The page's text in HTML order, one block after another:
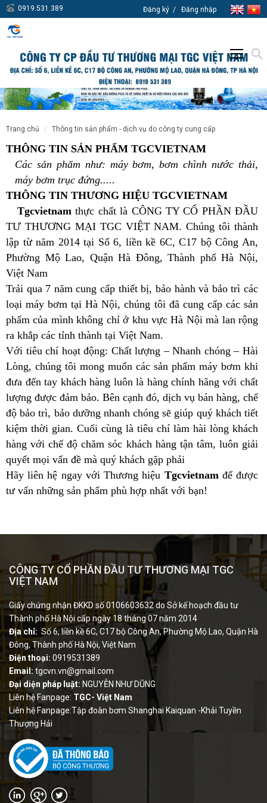
0919.531.389 Đăng ký Đăng nhập
trang chủ thông tin sản phẩm - dịch vụ do công ty cung cấp
THÔNG TIN SẢN PHẨM TGCVIETNAM
Các sản phẩm như: máy bơm, bơm chình nước thải,
máy bơm trục đứng.....
THÔNG TIN THƯƠNG HIỆU TGCVIETNAM
Tgcvietnamthực chất là CÔNG TY CỔ PHẦN ĐẦU
TƯ THƯƠNG MẠI TGC VIỆT NAM. Chúng tôi thành
lập từ năm 2014 tại Số 6, liền kề 6C, C17 bộ Công An,
Phường Mộ Lao, Quận Hà Đông, Thành phố Hà Nội,
Việt Nam
Trải qua 7 năm cung cấp thiết bị, bảo hành và bảo trì các
loại máy bơm tại Hà Nội, chúng tôi đã cung cấp các sản
phẩm của mình không chỉ ở khu vực Hà Nội mà lan rộng
ra khắp các tỉnh thành tại Việt Nam.
Với tiêu chí hoạt động: Chất lượng – Nhanh chóng – Hài
Lòng, chúng tôi mong muốn các sản phẩm máy bơm khi
đưa đến tay khách hàng luôn là hàng chính hãng với chất
lượng được đảm bảo. Bên cạnh đó, dịch vụ bán hàng, chế
độ bảo trì, bảo dưỡng nhanh chóng sẽ giúp quý khách tiết
kiệm thời gian. Cuối cùng là tiêu chí làm hài lòng khách
hàng với chế độ chăm sóc khách hàng tận tâm, luôn giải
quyết mọi vấn đề mà quý khách gặp phải
Hãy liên hệ ngay với Thương hiệu Tgcvietnam để được
tư vấn những sản phẩm phù hợp nhất với bạn!
CÔNG TY CỔ PHẦN ĐẦU TƯ THƯƠNG MẠI TGC
VIỆT NAM
Giấy chứng nhận ĐKKD số 0106603632 do Sở kế hoạch đầu tư
Thành phố Hà Nội cấp ngày 18 tháng 07 năm 2014
Địa chỉ: Số 6, liền kề 6C, C17 bộ Công An, Phường Mộ Lao, Quận Hà
Đông, Thành phố Hà Nội, Việt Nam
Điện thoại: 0919531389
Email:tgcvn.vn@gmail.com
Đại diện pháp luật: NGUYỄN NHƯ DŨNG
Liên hệ Fanpage: TGC- Việt Nam
Liên hệ Fanpage:Tập đoàn bơm Shanghai Kaiquan -Khải Tuyền
Thượng Hải